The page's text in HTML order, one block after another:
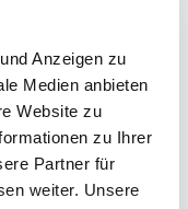
Anzeigen zu
Medien anbieten
Website zu
zu Ihrer
Partner für
weiter. Unsere
zu
im
Diese anonym
durch die
Rutzke daher
Ziel ausgewertet,